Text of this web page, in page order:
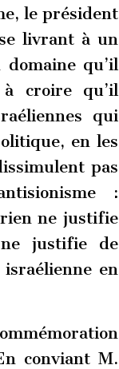
le président
livrant à un
qu’il
croire qu’il
qui
en les
pas
:
rien ne justifie
ne justifie de
en
conviant M.